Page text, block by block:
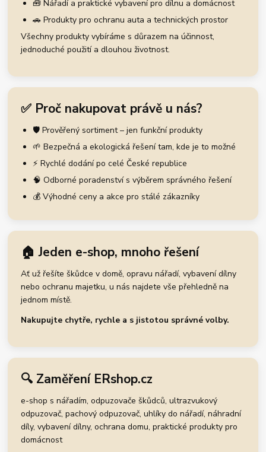
🧰 Nářadí a praktické vybavení pro dílnu a domácnost
🚗 Produkty pro ochranu auta a technických prostor
Všechny produkty vybíráme s důrazem na účinnost,
jednoduché použití a dlouhou životnost.
✅ Proč nakupovat právě u nás?
🛡️ Prověřený sortiment – jen funkční produkty
🌱 Bezpečná a ekologická řešení tam, kde je to možné
⚡ Rychlé dodání po celé České republice
🧠 Odborné poradenství s výběrem správného řešení
💰 Výhodné ceny a akce pro stálé zákazníky
🏠 Jeden e-shop, mnoho řešení
Ať už řešíte škůdce v domě, opravu nářadí, vybavení dílny
nebo ochranu majetku, u nás najdete vše přehledně na
jednom místě.
Nakupujte chytře, rychle a s jistotou správné volby.
🔍 Zaměření ERshop.cz
e-shop s nářadím, odpuzovače škůdců, ultrazvukový
odpuzovač, pachový odpuzovač, uhlíky do nářadí, náhradní
díly, vybavení dílny, ochrana domu, praktické produkty pro
domácnost